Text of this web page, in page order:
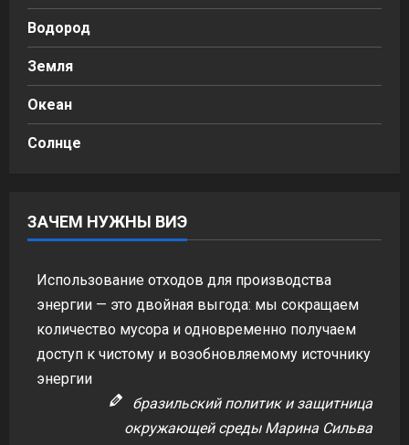
Водород
Земля
Океан
Солнце
ЗАЧЕМ НУЖНЫ ВИЭ
Использование отходов для производства
энергии — это двойная выгода: мы сокращаем
количество мусора и одновременно получаем
доступ к чистому и возобновляемому источнику
энергии
бразильский политик и защитница
окружающей среды Марина Сильва